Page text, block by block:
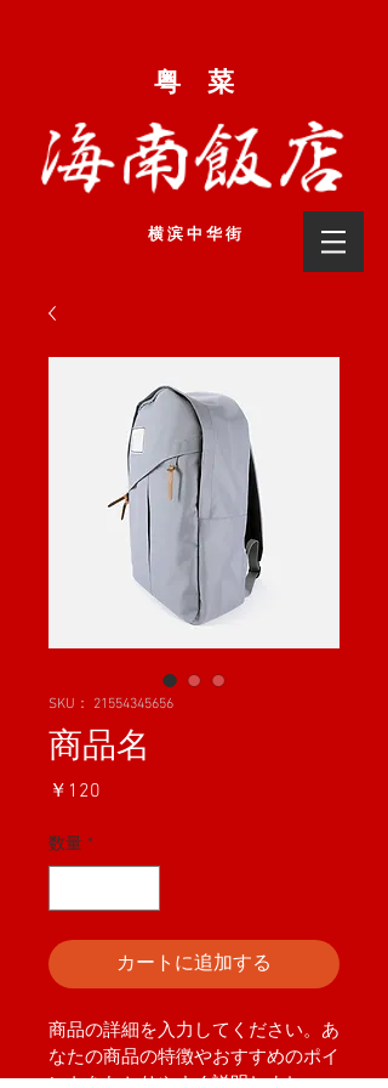
粤 菜
横 滨 中 华 街
SKU： 21554345656
商品名
￥120
数量 *
カートに追加する
商品の詳細を入力してください。あ
なたの商品の特徴やおすすめのポイ